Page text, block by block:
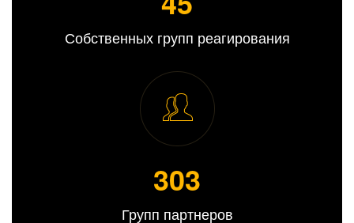
Собственных групп реагирования
309
Групп партнеров